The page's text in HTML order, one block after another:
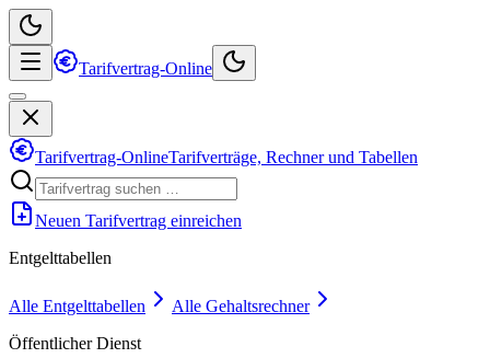
Tarifvertrag-Online
Tarifvertrag-OnlineTarifverträge, Rechner und Tabellen
Neuen Tarifvertrag einreichen
Entgelttabellen
Alle Entgelttabellen
Alle Gehaltsrechner
Öffentlicher Dienst